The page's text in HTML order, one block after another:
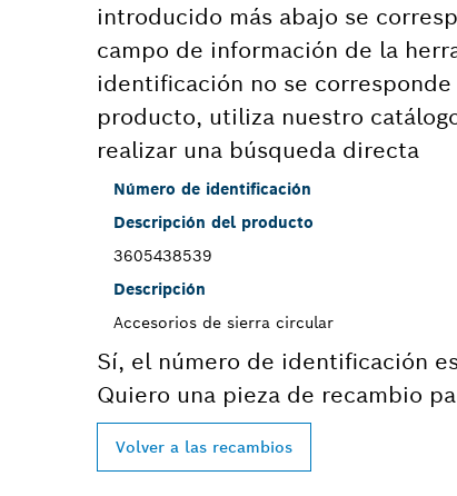
introducido más abajo se
campo de información de la
identificación no se
producto, utiliza nuestro
realizar una búsqueda directa
Número de identificación
Descripción del producto
3605438539
Descripción
Accesorios de sierra circular
Sí, el número de identificación
Quiero una pieza de recambio
Volver a las recambios